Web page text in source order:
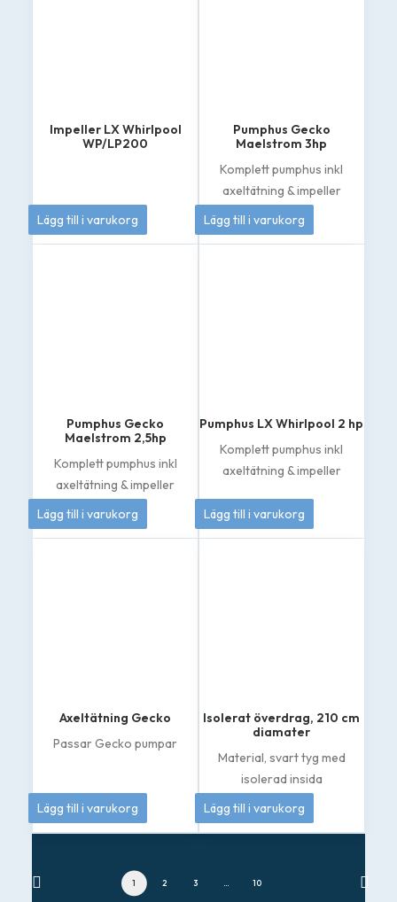
Impeller LX Whirlpool
WP/LP200
349kr
Lägg till i varukorg
Pumphus Gecko
Maelstrom 3hp
Komplett pumphus inkl
axeltätning & impeller
1 895kr
Lägg till i varukorg
Pumphus Gecko
Maelstrom 2,5hp
Komplett pumphus inkl
axeltätning & impeller
1 895kr
Lägg till i varukorg
Pumphus LX Whirlpool 2 hp
Komplett pumphus inkl
axeltätning & impeller
1 049kr
Lägg till i varukorg
Axeltätning Gecko
Passar Gecko pumpar
399kr
Lägg till i varukorg
Isolerat överdrag, 210 cm
diamater
Material, svart tyg med
isolerad insida
3 495kr
Lägg till i varukorg
1 2 3 10